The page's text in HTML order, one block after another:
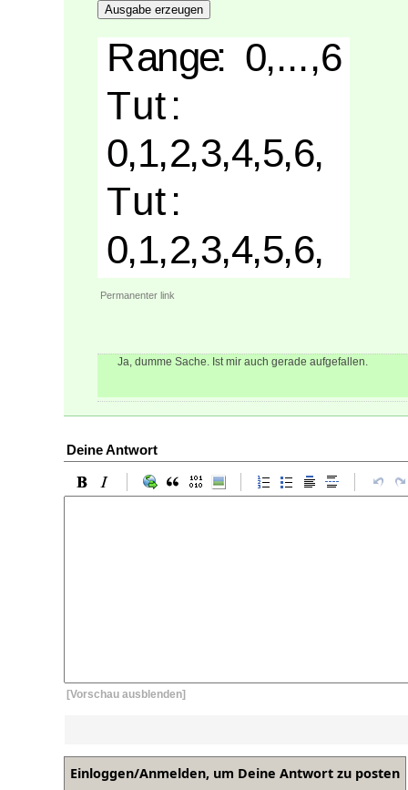
Ausgabe erzeugen
Permanenter link
Ja, dumme Sache. Ist mir auch gerade aufgefallen.
Deine Antwort
[Vorschau ausblenden]